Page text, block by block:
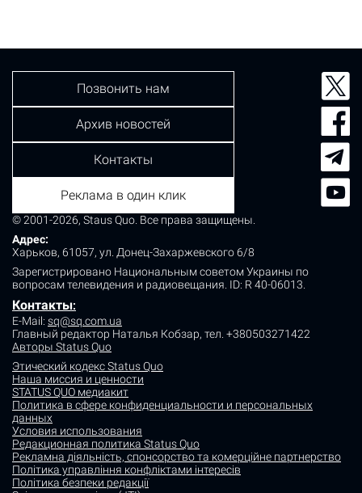
© 2001-2026, Staus Quo. Все права защищены.
Адрес:
Харьков, 61057, ул. Донец-Захаржевского 6/8
Зарегистрировано Национальным советом Украины по
вопросам телевидения и радиовещания. ID: R 40-06013.
Контакты:
E-Mail: sq@sq.com.ua
Главный редактор Наталья Кобзар, тел. +380503271422
Авторы Status Quo
Этический кодекс Status Quo
Наша миссия и ценности
STATUS QUO медиакит
Политика в сфере конфиденциальности и персональных
данных
Условия использования
Редакционная политика Status Quo
Рекламна діяльність, спонсорство та комерційне партнерство
Політика управління конфліктами інтересів
Політика безпеки редакції
Позвонить нам
Архив новостей
Контакты
Реклама в один клик